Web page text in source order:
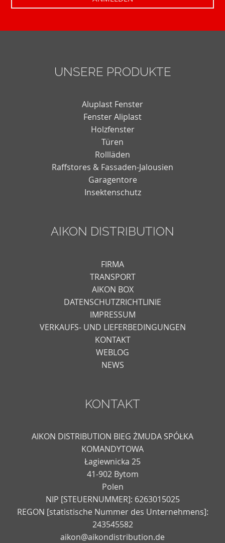
UNSERE PRODUKTE
Aluplast Fenster
Fenster Aliplast
Holzfenster
Türen
Rollläden
Raffstores & Fassaden-Jalousien
Garagentore
Insektenschutz
AIKON DISTRIBUTION
FIRMA
TRANSPORT
AIKON BOX
DATENSCHUTZRICHTLINIE
IMPRESSUM
VERKAUFS- UND LIEFERBEDINGUNGEN
KONTAKT
WEBLOG
NEWS
KONTAKT
AIKON DISTRIBUTION BIEG ŻMUDA SPÓŁKA
KOMANDYTOWA
Łagiewnicka 25
41-902 Bytom
Polen
NIP [STEUERNUMMER]: 6263015025
REGON [statistische Nummer des Unternehmens]:
243545582
aikon@aikondistribution.de